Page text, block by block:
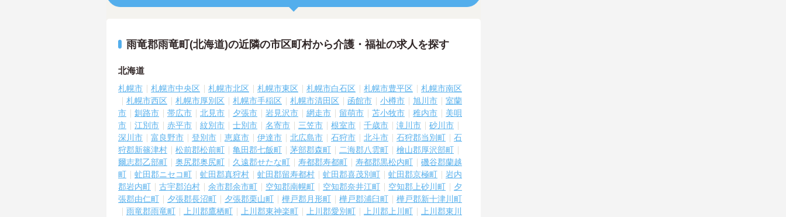
雨竜郡雨竜町(北海道)の近隣の市区町村から介護・福祉の求人を探す
北海道
札幌市 札幌市中央区 札幌市北区 札幌市東区 札幌市白石区 札幌市豊平区
札幌市南区
札幌市西区
札幌市厚別区 札幌市手稲区 札幌市清田区 函館市 小樽市 旭川市
室蘭
市
釧路市 帯広市 北見市 夕張市 岩見沢市 網走市 留萌市 苫小牧市 稚内市
美唄
市
江別市 赤平市 紋別市 士別市 名寄市 三笠市 根室市 千歳市 滝川市
砂川市
深川市
富良野市 登別市 恵庭市 伊達市 北広島市 石狩市 北斗市 石狩郡当別町
石
狩郡新篠津村
松前郡松前町 亀田郡七飯町 茅部郡森町 二海郡八雲町
檜山郡厚沢部町
爾志郡乙部町
奥尻郡奥尻町 久遠郡せたな町 寿都郡寿都町 寿都郡黒松内町
磯谷郡蘭越
町
虻田郡ニセコ町 虻田郡真狩村 虻田郡留寿都村 虻田郡喜茂別町 虻田郡京極町
岩内
郡岩内町
古宇郡泊村 余市郡余市町 空知郡南幌町 空知郡奈井江町 空知郡上砂川町
夕
張郡由仁町
夕張郡長沼町 夕張郡栗山町 樺戸郡月形町 樺戸郡浦臼町
樺戸郡新十津川町
雨竜郡雨竜町
上川郡鷹栖町 上川郡東神楽町 上川郡愛別町 上川郡上川町
上川郡東川